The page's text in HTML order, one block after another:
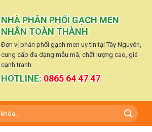
NHÀ PHÂN PHỐI GẠCH MEN
NHÂN TOÀN THÀNH
Đơn vị phân phối gạch men uy tín tại Tây Nguyên,
cung cấp đa dạng mẫu mã, chất lượng cao, giá
cạnh tranh
HOTLINE:0865 64 47 47